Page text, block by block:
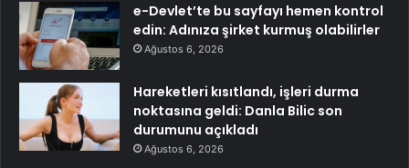
e-Devlet’te bu sayfayı hemen kontrol
edin: Adınıza şirket kurmuş olabilirler
Ağustos 6, 2026
Hareketleri kısıtlandı, işleri durma
noktasına geldi: Danla Bilic son
durumunu açıkladı
Ağustos 6, 2026